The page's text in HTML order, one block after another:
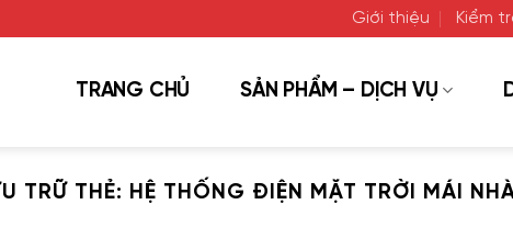
Giới thiệu Kiểm
TRANG CHỦ SẢN PHẨM – DỊCH VỤ
TRỮ THẺ: HỆ THỐNG ĐIỆN MẶT TRỜI MÁI